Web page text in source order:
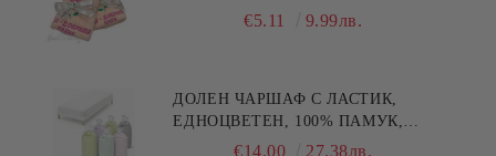
МАЙКА/БАБА , РАЗМЕР:
€5.11 9.99лв.
ДОЛЕН ЧАРШАФ С ЛАСТИК,
ЕДНОЦВЕТЕН, 100% ПАМУК,
РАЗЛИЧНИ РАЗМЕРИ
€14.00 27.38лв.